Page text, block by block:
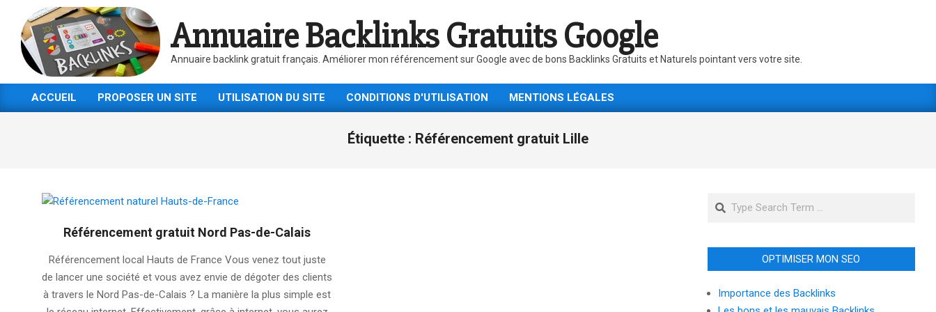
content
Annuaire Backlinks Gratuits Google
Annuaire backlink gratuit français. Améliorer mon référencement sur Google avec de bons Backlinks Gratuits et Naturels pointant vers votre site.
Primary
ACCUEIL PROPOSER UN SITE UTILISATION DU SITE CONDITIONS D'UTILISATION MENTIONS LÉGALES
Étiquette : Référencement gratuit Lille
Référencement gratuit Nord Pas-de-Calais
06-
29
Référencement local Hauts de France Vous venez tout juste
de lancer une société et vous avez envie de dégoter des clients
à travers le Nord Pas-de-Calais ? La manière la plus simple est
Search
OPTIMISER MON SEO
Importance des Backlinks